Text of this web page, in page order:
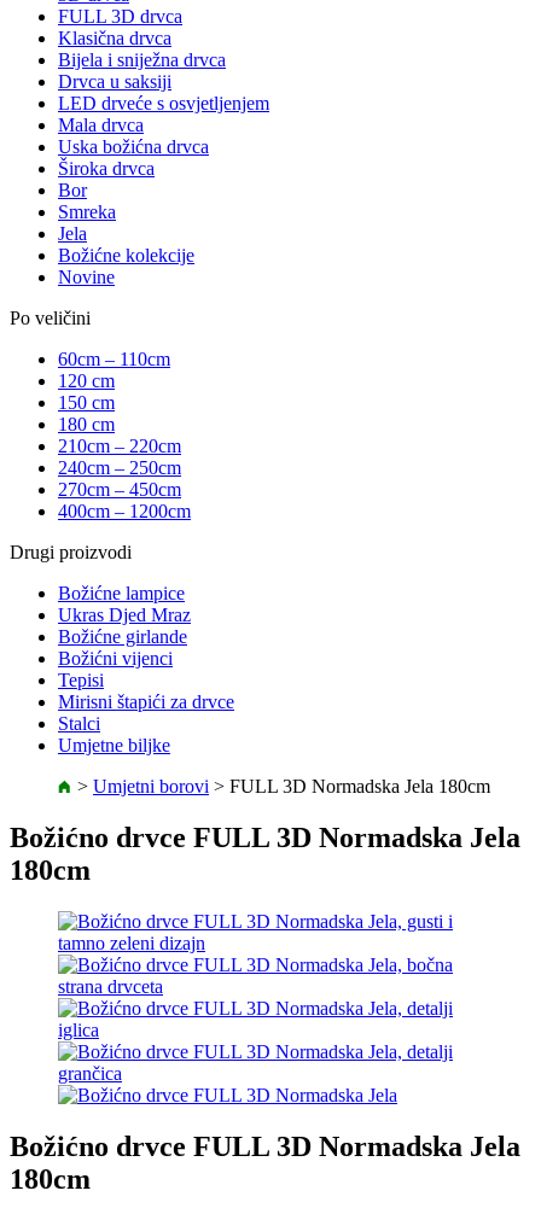
FULL 3D drvca
Klasična drvca
Bijela i sniježna drvca
Drvca u saksiji
LED drveće s osvjetljenjem
Mala drvca
Uska božićna drvca
Široka drvca
Bor
Smreka
Jela
Božićne kolekcije
Novine
Po veličini
60cm – 110cm
120 cm
150 cm
180 cm
210cm – 220cm
240cm – 250cm
270cm – 450cm
400cm – 1200cm
Drugi proizvodi
Božićne lampice
Ukras Djed Mraz
Božićne girlande
Božićni vijenci
Tepisi
Mirisni štapići za drvce
Stalci
Umjetne biljke
> Umjetni borovi > FULL 3D Normadska Jela 180cm
Božićno drvce FULL 3D Normadska Jela
180cm
Božićno drvce FULL 3D Normadska Jela
180cm